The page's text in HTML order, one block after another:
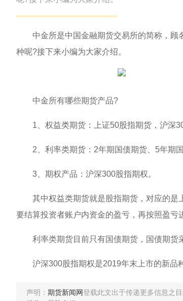
中金所是中国金融期货交易所的简称，顾
种呢?接下来小编为大家介绍。
中金所有哪些期货产品?
1、权益类期货：上证50股指期货，沪深
2、利率类期货：2年期国债期货、5年期国
3、期权产品：沪深300股指期权。
其中权益类期货就是股指期货，对应的是
要结算投资者账户内资金的盈亏，再按照盈亏
利率类期货目前只有国债期货，国债期货
沪深300股指期权是2019年末上市的新品种
声明： 期货新闻网登载此文出于传递更多信息之